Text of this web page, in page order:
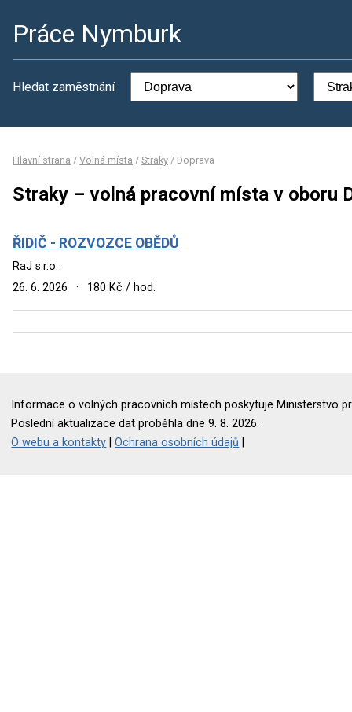
Práce Nymburk
Hledat zaměstnání
Hlavní strana / Volná místa / Straky / Doprava
Straky – volná pracovní místa v oboru
ŘIDIČ - ROZVOZCE OBĚDŮ
RaJ s.r.o.
26. 6. 2026
· 180 Kč / hod.
Informace o volných pracovních místech poskytuje Ministerstvo
Poslední aktualizace dat proběhla dne 9. 8. 2026.
O webu a kontakty |Ochrana osobních údajů